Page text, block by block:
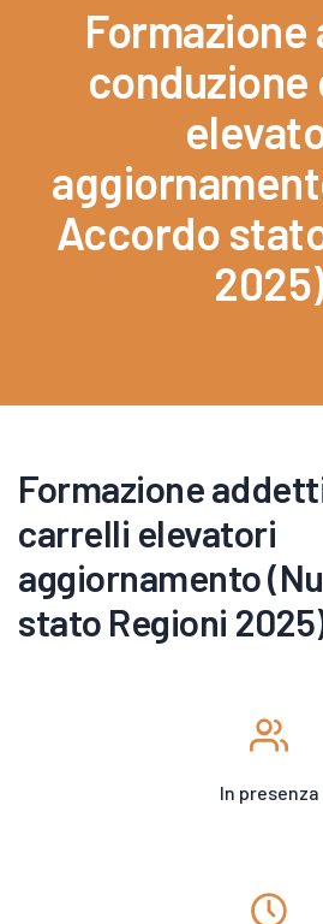
Accordo
2025)
Formazione
carrelli elevatori
aggiornamento
stato Regioni
In presenza